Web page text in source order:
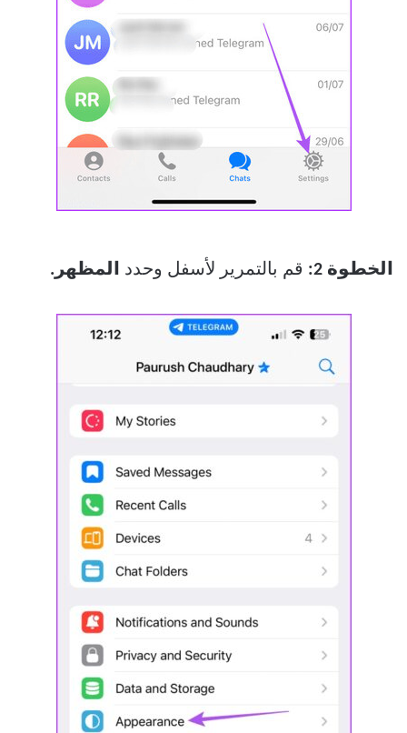
الخطوة 2: قم بالتمرير لأسفل وحدد المظهر.